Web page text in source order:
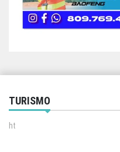
TURISMO
ht